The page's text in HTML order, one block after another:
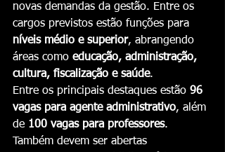
novas demandas da gestão. Entre os
cargos previstos estão funções para
níveis médio e superior, abrangendo
áreas como educação, administração,
cultura, fiscalização e saúde.
Entre os principais destaques estão 96
vagas para agente administrativo, além
de 100 vagas para professores.
Também devem ser abertas